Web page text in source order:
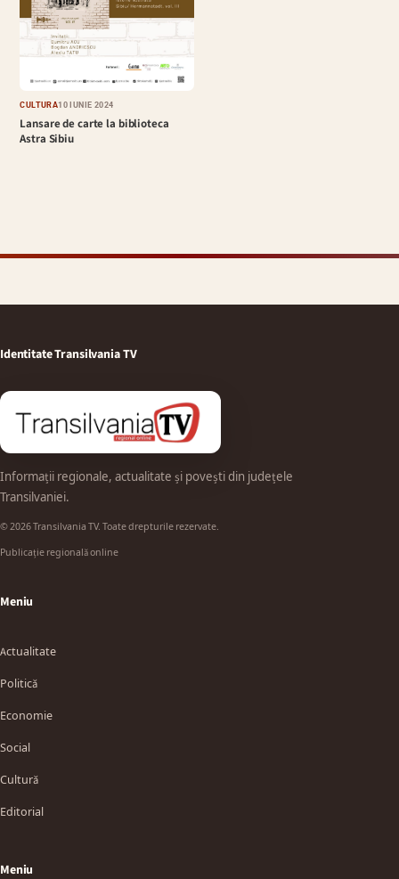
CULTURĂ10 IUNIE 2024
Lansare de carte la biblioteca
Astra Sibiu
Identitate Transilvania TV
Informații regionale, actualitate și povești din județele
Transilvaniei.
© 2026 Transilvania TV. Toate drepturile rezervate.
Publicație regională online
Meniu
Actualitate
Politică
Economie
Social
Cultură
Editorial
Meniu